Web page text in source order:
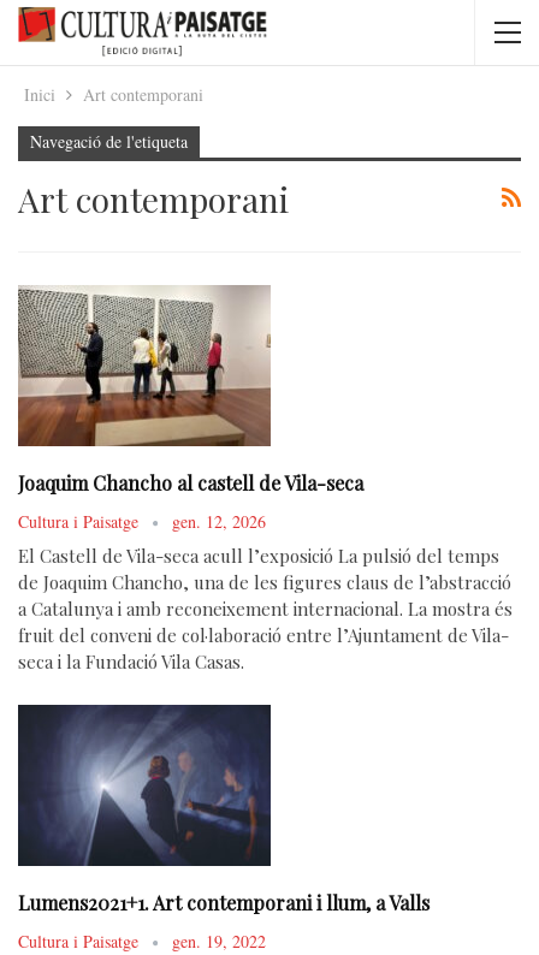
Inici Art contemporani
Navegació de l'etiqueta
Art contemporani
Joaquim Chancho al castell de Vila-seca
Cultura i Paisatge gen. 12, 2026
El Castell de Vila-seca acull l’exposició La pulsió del temps
de Joaquim Chancho, una de les figures claus de l’abstracció
a Catalunya i amb reconeixement internacional. La mostra és
fruit del conveni de col·laboració entre l’Ajuntament de Vila-
seca i la Fundació Vila Casas.
Lumens2021+1. Art contemporani i llum, a Valls
Cultura i Paisatge gen. 19, 2022